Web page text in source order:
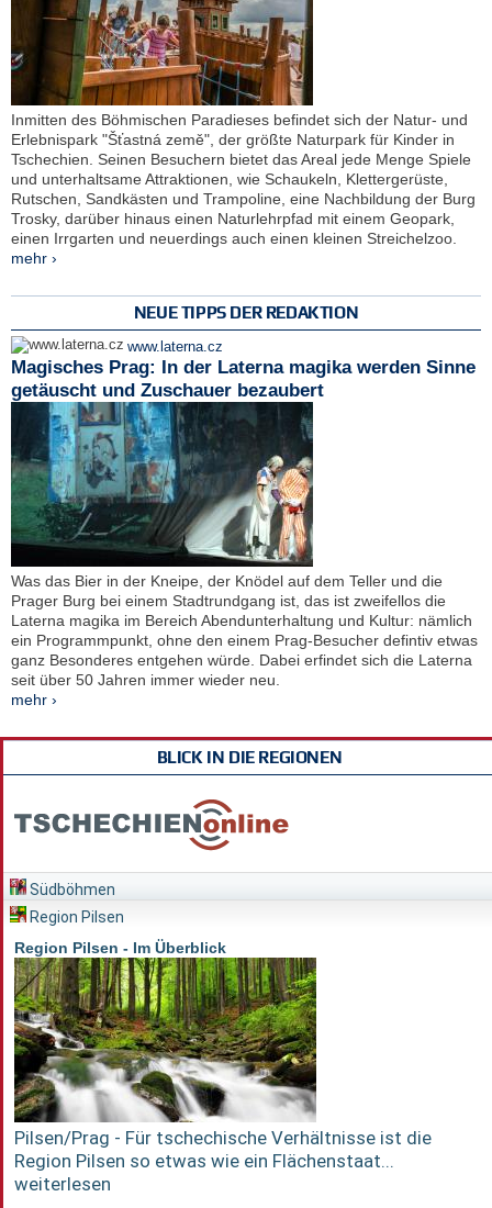
Inmitten des Böhmischen Paradieses befindet sich der Natur- und
Erlebnispark "Šťastná země", der größte Naturpark für Kinder in
Tschechien. Seinen Besuchern bietet das Areal jede Menge Spiele
und unterhaltsame Attraktionen, wie Schaukeln, Klettergerüste,
Rutschen, Sandkästen und Trampoline, eine Nachbildung der Burg
Trosky, darüber hinaus einen Naturlehrpfad mit einem Geopark,
einen Irrgarten und neuerdings auch einen kleinen Streichelzoo.
mehr ›
NEUE TIPPS DER REDAKTION
www.laterna.cz
Magisches Prag: In der Laterna magika werden Sinne
getäuscht und Zuschauer bezaubert
Was das Bier in der Kneipe, der Knödel auf dem Teller und die
Prager Burg bei einem Stadtrundgang ist, das ist zweifellos die
Laterna magika im Bereich Abendunterhaltung und Kultur: nämlich
ein Programmpunkt, ohne den einem Prag-Besucher defintiv etwas
ganz Besonderes entgehen würde. Dabei erfindet sich die Laterna
seit über 50 Jahren immer wieder neu.
mehr ›
BLICK IN DIE REGIONEN
Südböhmen
Region Pilsen
Region Pilsen - Im Überblick
Pilsen/Prag - Für tschechische Verhältnisse ist die
Region Pilsen so etwas wie ein Flächenstaat...
weiterlesen